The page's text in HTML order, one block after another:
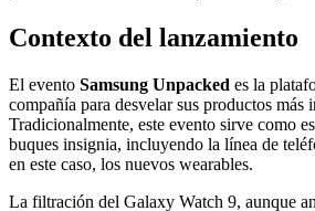
Contexto del lanzamiento
El evento Samsung Unpacked es la
compañía para desvelar sus productos más
Tradicionalmente, este evento sirve como
buques insignia, incluyendo la línea de
en este caso, los nuevos wearables.
La filtración del Galaxy Watch 9, aunque